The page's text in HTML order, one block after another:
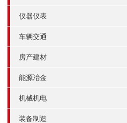
仪器仪表
车辆交通
房产建材
能源冶金
机械机电
装备制造